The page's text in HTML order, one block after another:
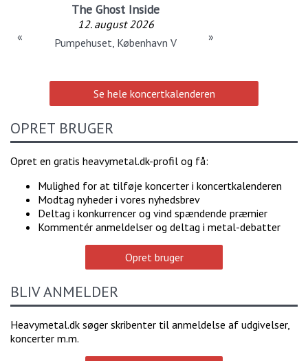
The Ghost Inside
12. august 2026
Pumpehuset, København V
« »
Se hele koncertkalenderen
OPRET BRUGER
Opret en gratis heavymetal.dk-profil og få:
Mulighed for at tilføje koncerter i koncertkalenderen
Modtag nyheder i vores nyhedsbrev
Deltag i konkurrencer og vind spændende præmier
Kommentér anmeldelser og deltag i metal-debatter
Opret bruger
BLIV ANMELDER
Heavymetal.dk søger skribenter til anmeldelse af udgivelser,
koncerter m.m.